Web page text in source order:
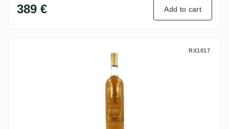
389 € Add to cart
Domaine de Séverin 6 Years RX1017